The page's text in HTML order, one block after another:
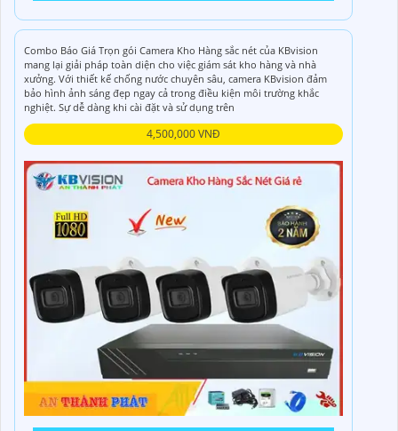
Combo Báo Giá Trọn gói Camera Kho Hàng sắc nét của KBvision
mang lại giải pháp toàn diện cho việc giám sát kho hàng và nhà
xưởng. Với thiết kế chống nước chuyên sâu, camera KBvision đảm
bảo hình ảnh sáng đẹp ngay cả trong điều kiện môi trường khắc
nghiệt. Sự dễ dàng khi cài đặt và sử dụng trên
4,500,000 VNĐ